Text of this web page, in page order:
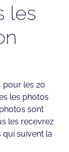
les
pour les 20
les photos
sont
les recevrez
suivent la